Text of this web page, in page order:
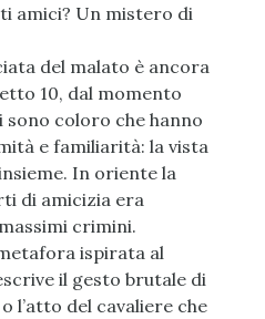
amici? Un mistero di
del malato è ancora
10, dal momento
sono coloro che hanno
e familiarità: la vista
In oriente la
di amicizia era
crimini.
ispirata al
il gesto brutale di
l’atto del cavaliere che